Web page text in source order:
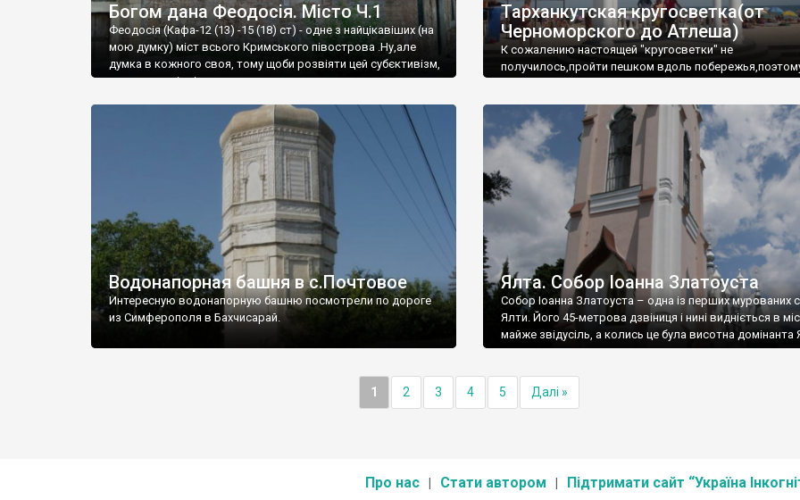
Богом дана Феодосія. Місто Ч.1
Феодосія (Кафа-12 (13) -15 (18) ст) - одне з найцікавіших (на
мою думку) міст всього Кримського півострова .Ну,але
думка в кожного своя, тому щоби розвіяти цей субєктивізм,
запрошую відвідати це
Тарханкутская кругосветка(от
Черноморского до Атлеша)
К сожалению настоящей "кругосветки" не
получилось,пройти пешком вдоль
Водонапорная башня в с.Почтовое
Интересную водонапорную башню посмотрели по дороге
из Симферополя в Бахчисарай.
Ялта. Собор Іоанна Златоуста
Собор Іоанна Златоуста – одна із перших мурованих
Ялти. Його 45-метрова дзвіниця і нині видніється в
майже звідусіль, а колись це була висотна домінанта
1 2 3 4 5 Далі »
Про нас Стати автором Підтримати сайт “Україна